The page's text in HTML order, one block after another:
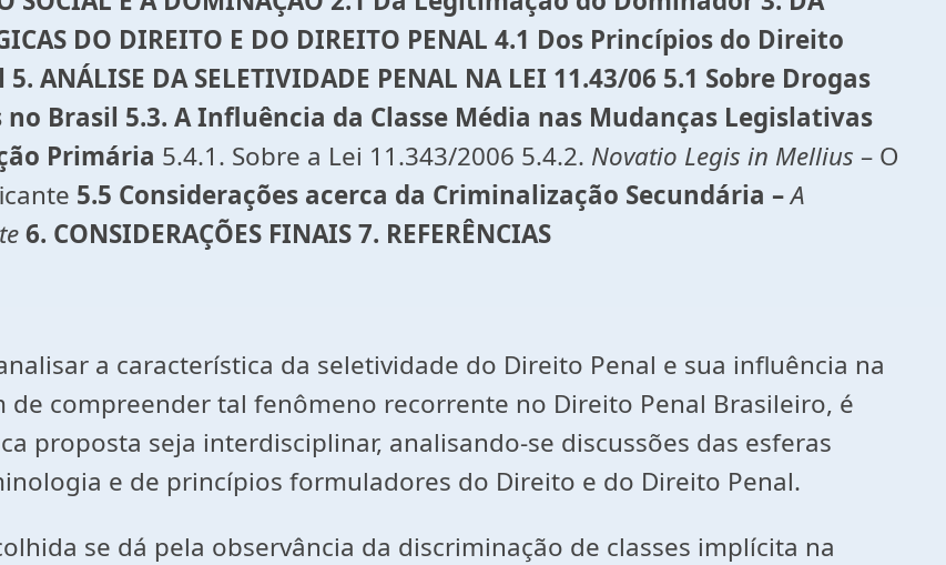
DO DIREITO E DO DIREITO PENAL 4.1 Dos Princípios do Direito
ANÁLISE DA SELETIVIDADE PENAL NA LEI 11.43/06 5.1 Sobre Drogas
Brasil 5.3. A Influência da Classe Média nas Mudanças Legislativas
Primária 5.4.1. Sobre a Lei 11.343/2006 5.4.2. Novatio Legis in Mellius – O
5.5 Considerações acerca da Criminalização Secundária –A
6. CONSIDERAÇÕES FINAIS 7. REFERÊNCIAS
a característica da seletividade do Direito Penal e sua influência na
de compreender tal fenômeno recorrente no Direito Penal Brasileiro, é
proposta seja interdisciplinar, analisando-se discussões das esferas
e de princípios formuladores do Direito e do Direito Penal.
se dá pela observância da discriminação de classes implícita na